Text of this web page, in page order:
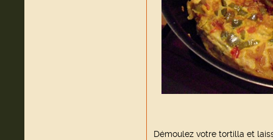
Démoulez votre tortilla et